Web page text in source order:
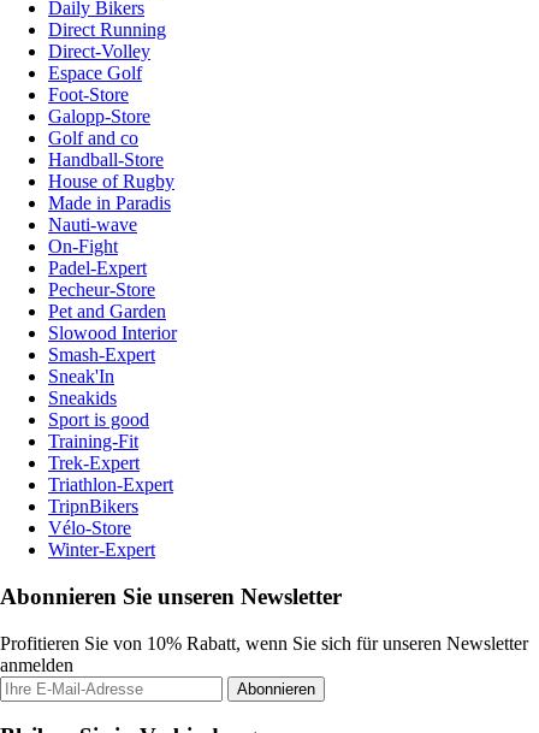
Daily Bikers
Direct Running
Direct-Volley
Espace Golf
Foot-Store
Galopp-Store
Golf and co
Handball-Store
House of Rugby
Made in Paradis
Nauti-wave
On-Fight
Padel-Expert
Pecheur-Store
Pet and Garden
Slowood Interior
Smash-Expert
Sneak'In
Sneakids
Sport is good
Training-Fit
Trek-Expert
Triathlon-Expert
TripnBikers
Vélo-Store
Winter-Expert
Abonnieren Sie unseren Newsletter
Profitieren Sie von 10% Rabatt, wenn Sie sich für unseren Newsletter
anmelden
Abonnieren